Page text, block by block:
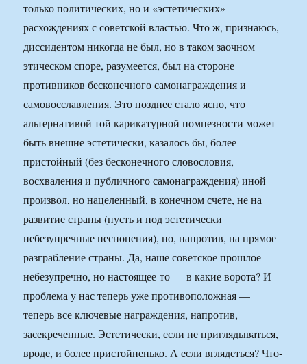
только политических, но и «эстетических»
расхождениях с советской властью. Что ж, признаюсь,
диссидентом никогда не был, но в таком заочном
этическом споре, разумеется, был на стороне
противников бесконечного самонаграждения и
самовосславления. Это позднее стало ясно, что
альтернативой той карикатурной помпезности может
быть внешне эстетически, казалось бы, более
пристойный (без бесконечного словословия,
восхваления и публичного самонаграждения) иной
произвол, но нацеленный, в конечном счете, не на
развитие страны (пусть и под эстетически
небезупречные песнопения), но, напротив, на прямое
разграбление страны. Да, наше советское прошлое
небезупречно, но настоящее-то — в какие ворота? И
проблема у нас теперь уже противоположная —
теперь все ключевые награждения, напротив,
засекреченные. Эстетически, если не приглядываться,
вроде, и более пристойненько. А если вглядеться? Что-